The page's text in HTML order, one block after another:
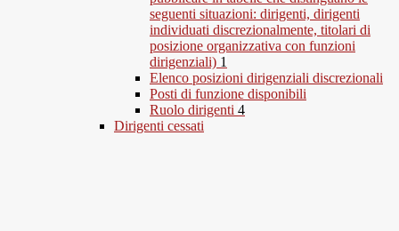
seguenti situazioni: dirigenti, dirigenti
individuati discrezionalmente, titolari di
posizione organizzativa con funzioni
dirigenziali) 1
Elenco posizioni dirigenziali discrezionali
Posti di funzione disponibili
Ruolo dirigenti 4
Dirigenti cessati